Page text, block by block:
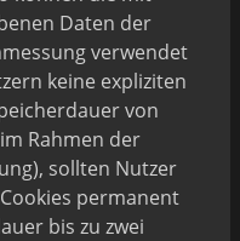
Daten der
verwendet
keine expliziten
von
Rahmen der
sollten Nutzer
permanent
bis zu zwei